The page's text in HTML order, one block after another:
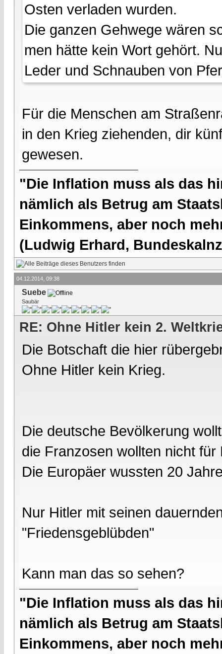
Osten verladen wurden.
Die ganzen Gehwege wären
men hätte kein Wort gehört.
Leder und Schnauben von
Für die Menschen am
in den Krieg ziehenden, dir
gewesen.
"Die Inflation muss als das
nämlich als Betrug am
Einkommens, aber noch
(Ludwig Erhard,
04.12.2014, 09:38
Suebe
Saubär
RE: Ohne Hitler kein 2.
Die Botschaft die hier
Ohne Hitler kein Krieg.
Die deutsche Bevölkerung
die Franzosen wollten nicht für
Die Europäer wussten 20
Nur Hitler mit seinen
"Friedensgeblübden"
Kann man das so sehen?
"Die Inflation muss als das
nämlich als Betrug am
Einkommens, aber noch